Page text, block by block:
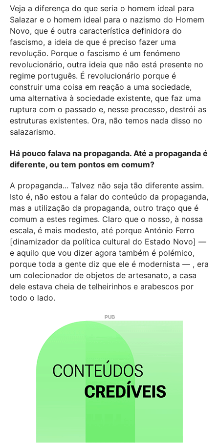
Veja a diferença do que seria o homem ideal para
Salazar e o homem ideal para o nazismo do Homem
Novo, que é outra característica definidora do
fascismo, a ideia de que é preciso fazer uma
revolução. Porque o fascismo é um fenómeno
revolucionário, outra ideia que não está presente no
regime português. É revolucionário porque é
construir uma coisa em reação a uma sociedade,
uma alternativa à sociedade existente, que faz uma
ruptura com o passado e, nesse processo, destrói as
estruturas existentes. Ora, não temos nada disso no
salazarismo.
Há pouco falava na propaganda. Até a propaganda é
diferente, ou tem pontos em comum?
A propaganda... Talvez não seja tão diferente assim.
Isto é, não estou a falar do conteúdo da propaganda,
mas a utilização da propaganda, outro traço que é
comum a estes regimes. Claro que o nosso, à nossa
escala, é mais modesto, até porque António Ferro
[dinamizador da política cultural do Estado Novo] —
e aquilo que vou dizer agora também é polémico,
porque toda a gente diz que ele é modernista — , era
um colecionador de objetos de artesanato, a casa
dele estava cheia de telheirinhos e arabescos por
todo o lado.